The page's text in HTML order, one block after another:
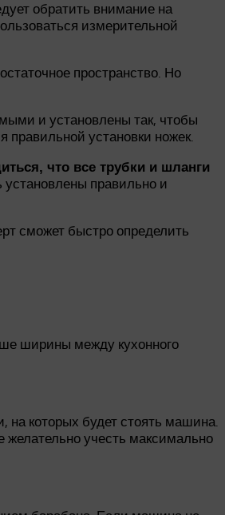
обратить внимание на
измерительной
пространство. Но
и установлены так, чтобы
установки ножек.
что все трубки и шланги
правильно и
сможет быстро определить
ширины между кухонного
которых будет стоять машина.
учесть максимально